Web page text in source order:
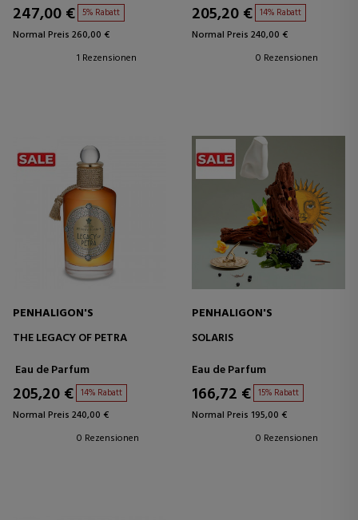
247,00 € 5% Rabatt
Normal Preis 260,00 €
1 Rezensionen
205,20 € 14% Rabatt
Normal Preis 240,00 €
0 Rezensionen
PENHALIGON'S
THE LEGACY OF PETRA
Eau de Parfum
205,20 € 14% Rabatt
Normal Preis 240,00 €
0 Rezensionen
PENHALIGON'S
SOLARIS
Eau de Parfum
166,72 € 15% Rabatt
Normal Preis 195,00 €
0 Rezensionen